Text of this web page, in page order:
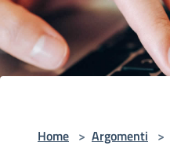
Home > Argomenti >